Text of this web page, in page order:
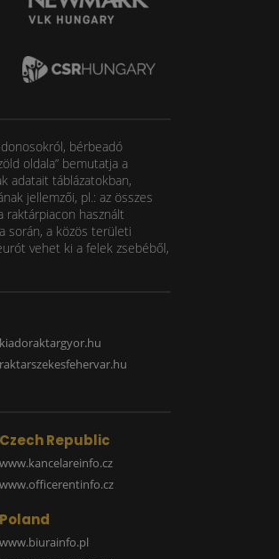
bérbeadó
oldala” bemutatja a
adatait táblázatokban,
jellemzői, pl.: az összes
használt
során, a közös területi
vehet ki a felek zsebéből,
kiadoraktargyor.hu
raktarszekesfehervar.hu
Czech Republic
www.kancelareinfo.cz
www.officerentinfo.cz
Poland
www.biurainfo.pl